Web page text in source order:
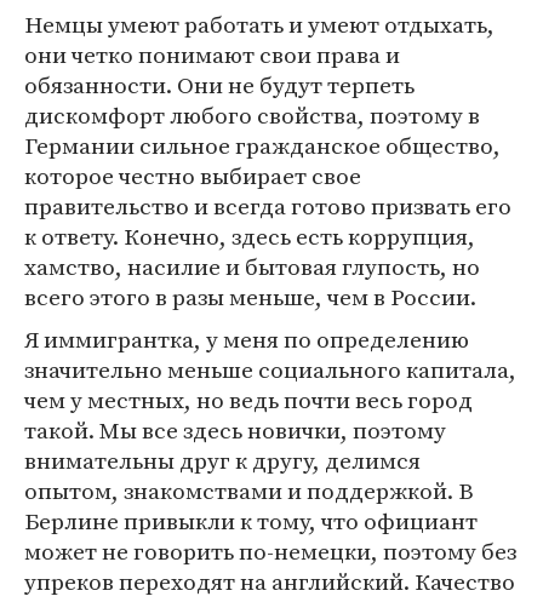
Немцы умеют работать и умеют отдыхать,
они четко понимают свои права и
обязанности. Они не будут терпеть
дискомфорт любого свойства, поэтому в
Германии сильное гражданское общество,
которое честно выбирает свое
правительство и всегда готово призвать его
к ответу. Конечно, здесь есть коррупция,
хамство, насилие и бытовая глупость, но
всего этого в разы меньше, чем в России.
Я иммигрантка, у меня по определению
значительно меньше социального капитала,
чем у местных, но ведь почти весь город
такой. Мы все здесь новички, поэтому
внимательны друг к другу, делимся
опытом, знакомствами и поддержкой. В
Берлине привыкли к тому, что официант
может не говорить по-немецки, поэтому без
упреков переходят на английский. Качество